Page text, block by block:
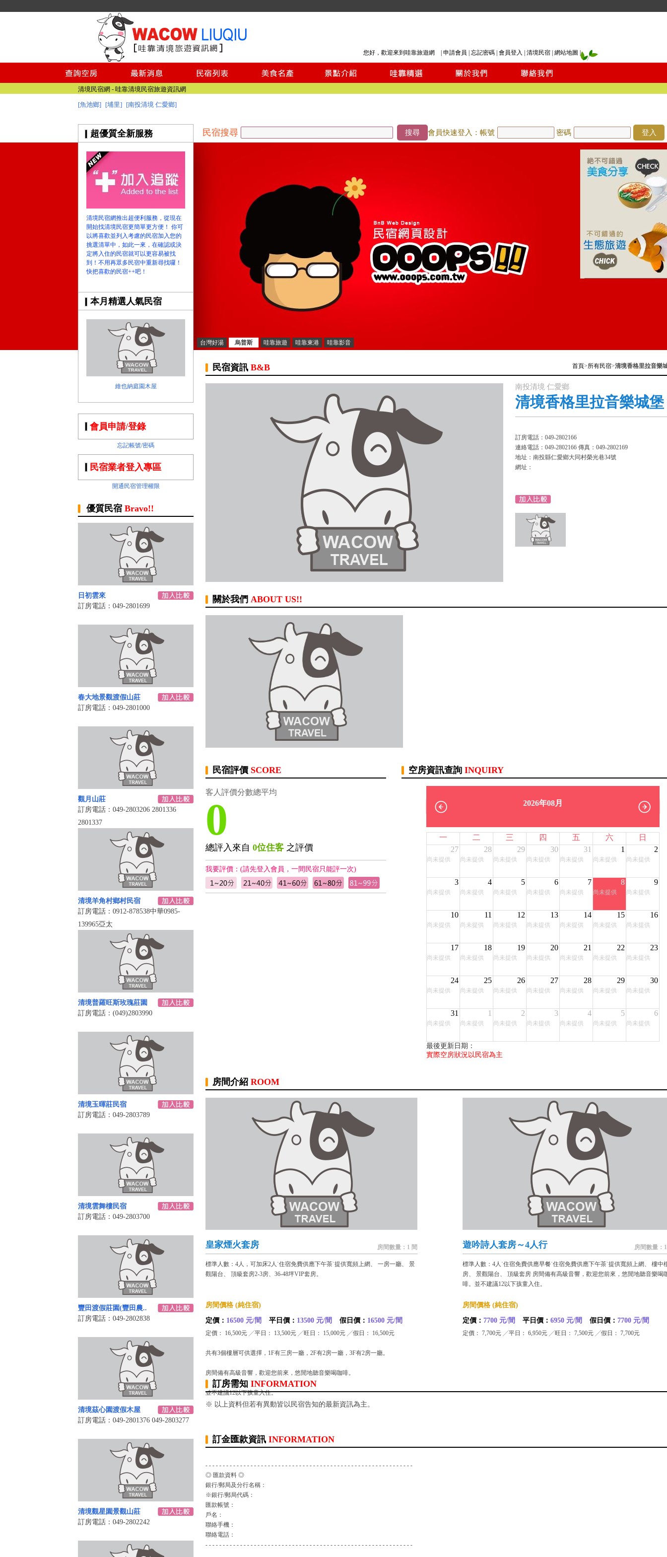
您好，歡迎來到哇靠旅遊網 | 申請會員 忘記密碼 會員登入 清境民宿 網站地圖
清境民宿網 - 哇靠清境民宿旅遊資訊網
南投民宿網
[魚池鄉] [埔里] [南投清境 仁愛鄉]
超優質全新服務
清境民宿網推出超便利服務，從現在
開始找清境民宿更簡單更方便！ 你可
以將喜歡並列入考慮的民宿加入您的
挑選清單中，如此一來，在確認或決
定將入住的民宿就可以更容易被找
到！不用再眾多民宿中重新尋找囉！
快把喜歡的民宿++吧！
本月精選人氣民宿
維也納庭園木屋
台灣好湯 烏普斯 哇靠旅遊 哇靠東港 哇靠影音
民宿搜尋 搜尋 會員快速登入：帳號 密碼 登入
會員申請/登錄
忘記帳號/密碼
民宿業者登入專區
開通民宿管理權限
優質民宿 Bravo!!
日初雲來
訂房電話：049-2801699
春大地景觀渡假山莊
訂房電話：049-2801000
觀月山莊
訂房電話：049-2803206 2801336
2801337
清境羊角村鄉村民宿
訂房電話：0912-878538中華0985-
139965亞太
清境普羅旺斯玫瑰莊園
訂房電話：(049)2803990
清境玉暉莊民宿
訂房電話：049-2803789
清境雲舞樓民宿
訂房電話：049-2803700
豐田渡假莊園(豐田農..
訂房電話：049-2802838
清境茲心園渡假木屋
訂房電話：049-2801376 049-2803277
清境觀星園景觀山莊
訂房電話：049-2802242
民宿資訊 B&B 首頁>所有民宿>清境香格里拉音樂
南投清境 仁愛鄉
清境香格里拉音樂城堡
訂房電話：049-2802166
連絡電話：049-2802166 傳真：049-2802169
地址：南投縣仁愛鄉大同村榮光巷34號
網址：
關於我們 ABOUT US!!
民宿評價 SCORE
客人評價分數總平均
0
總評入來自 0位住客 之評價
我要評價：(請先登入會員，一間民宿只能評一次)
空房資訊查詢 INQUIRY
2026年08月
一 二 三 四 五 六
日
27
尚未提供
28
尚未提供
29
尚未提供
30
尚未提供
31
尚未提供
1
尚未提供
2
尚未提供
3
尚未提供
4
尚未提供
5
尚未提供
6
尚未提供
7
尚未提供
8
尚未提供
9
尚未提供
10
尚未提供
11
尚未提供
12
尚未提供
13
尚未提供
14
尚未提供
15
尚未提供
16
尚未提供
17
尚未提供
18
尚未提供
19
尚未提供
20
尚未提供
21
尚未提供
22
尚未提供
23
尚未提供
24
尚未提供
25
尚未提供
26
尚未提供
27
尚未提供
28
尚未提供
29
尚未提供
30
尚未提供
31
尚未提供
1
尚未提供
2
尚未提供
3
尚未提供
4
尚未提供
5
尚未提供
6
尚未提供
最後更新日期：
實際空房狀況以民宿為主
房間介紹 ROOM
皇家煙火套房 房間數量：1 間
標準人數：4人，可加床2人˙住宿免費供應下午茶˙提供寬頻上網、 一房一廳、 景
觀陽台、 頂級套房2-3房、36-48坪VIP套房。
房間價格 (純住宿)
定價： 16500 元/間 平日價： 13500 元/間 假日價： 16500 元/間
定價： 16,500元 ╱平日： 13,500元 ╱旺日： 15,000元 ╱假日： 16,500元
共有3個樓層可供選擇，1F有三房一廳，2F有2房一廳，3F有2房一廳。
房間備有高級音響，歡迎您前來，悠閒地聽音樂喝咖啡。
並不建議12以下孩童入住。
遊吟詩人套房～4人行 房間數量：
標準人數：4人˙住宿免費供應早餐˙住宿免費供應下午茶˙提供寬頻上網、 樓中
房、 景觀陽台、 頂級套房 房間備有高級音響，歡迎您前來，悠閒地聽音樂喝
啡。並不建議12以下孩童入住。
房間價格 (純住宿)
定價： 7700 元/間 平日價： 6950 元/間 假日價： 7700 元/間
定價： 7,700元 ╱平日： 6,950元 ╱旺日： 7,500元 ╱假日： 7,700元
訂房需知 INFORMATION
※ 以上資料但若有異動皆以民宿告知的最新資訊為主。
訂金匯款資訊 INFORMATION
- - - - - - - - - - - - - - - - - - - - - - - - - - - - - - - - - - - - - - - - - - - - - - - - - - - - - - - - - - - -
◎ 匯款資料 ◎
銀行/郵局及分行名稱：
※銀行/郵局代碼：
匯款帳號：
戶名：
聯絡手機：
聯絡電話：
- - - - - - - - - - - - - - - - - - - - - - - - - - - - - - - - - - - - - - - - - - - - - - - - - - - - - - - - - - - -